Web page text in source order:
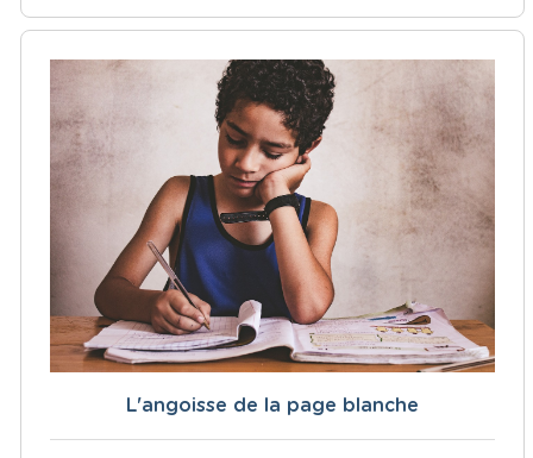
L'angoisse de la page blanche